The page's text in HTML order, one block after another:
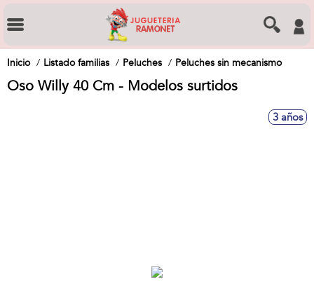
Inicio Listado familias Peluches Peluches sin mecanismo
Oso Willy 40 Cm - Modelos surtidos
3 años